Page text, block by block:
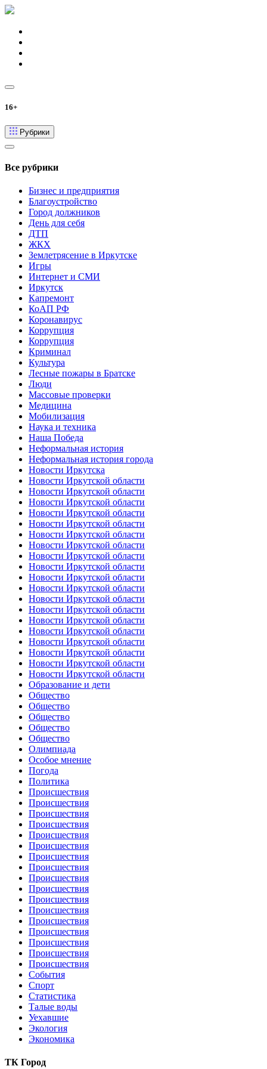
16+
Рубрики
Все рубрики
Бизнес и предприятия
Благоустройство
Город должников
День для себя
ДТП
ЖКХ
Землетрясение в Иркутске
Игры
Интернет и СМИ
Иркутск
Капремонт
КоАП РФ
Коронавирус
Коррупция
Коррупция
Криминал
Культура
Лесные пожары в Братске
Люди
Массовые проверки
Медицина
Мобилизация
Наука и техника
Наша Победа
Неформальная история
Неформальная история города
Новости Иркутска
Новости Иркутской области
Новости Иркутской области
Новости Иркутской области
Новости Иркутской области
Новости Иркутской области
Новости Иркутской области
Новости Иркутской области
Новости Иркутской области
Новости Иркутской области
Новости Иркутской области
Новости Иркутской области
Новости Иркутской области
Новости Иркутской области
Новости Иркутской области
Новости Иркутской области
Новости Иркутской области
Новости Иркутской области
Новости Иркутской области
Новости Иркутской области
Образование и дети
Общество
Общество
Общество
Общество
Общество
Олимпиада
Особое мнение
Погода
Политика
Происшествия
Происшествия
Происшествия
Происшествия
Происшествия
Происшествия
Происшествия
Происшествия
Происшествия
Происшествия
Происшествия
Происшествия
Происшествия
Происшествия
Происшествия
Происшествия
Происшествия
События
Спорт
Статистика
Талые воды
Уехавшие
Экология
Экономика
ТК Город